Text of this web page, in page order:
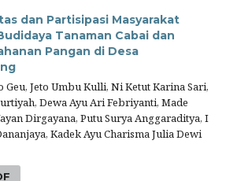
dan Partisipasi Masyarakat
Tanaman Cabai dan
Pangan di Desa
Geu, Jeto Umbu Kulli, Ni Ketut Karina Sari,
Dewa Ayu Ari Febriyanti, Made
Dirgayana, Putu Surya Anggaraditya, I
Kadek Ayu Charisma Julia Dewi